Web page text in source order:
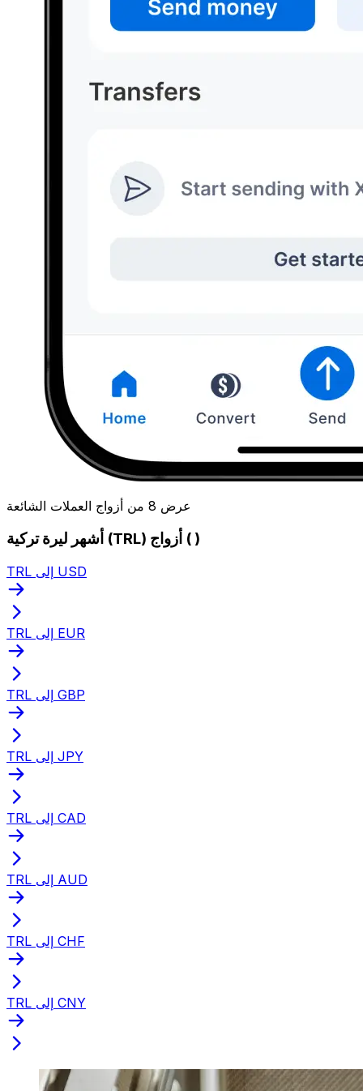
عرض 8 من أزواج العملات الشائعة
أشهر ليرة تركية (TRL) أزواج ( )
TRL إلى USD
TRL إلى EUR
TRL إلى GBP
TRL إلى JPY
TRL إلى CAD
TRL إلى AUD
TRL إلى CHF
TRL إلى CNY